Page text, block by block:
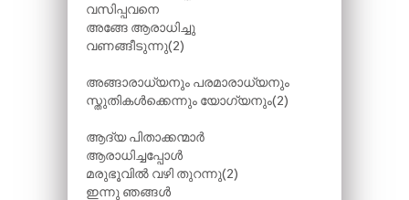
വസിപ്പവനെ
അങ്ങേ ആരാധിച്ചു
വണങ്ങീടുന്നു(2)
അങ്ങാരാധ്യനും പരമാരാധ്യനും
സ്തുതികൾക്കെന്നും യോഗ്യനും(2)
ആദ്യ പിതാക്കന്മാർ
ആരാധിച്ചപ്പോൾ
മരുഭൂവിൽ വഴി തുറന്നു(2)
ഇന്നു ഞങ്ങൾ